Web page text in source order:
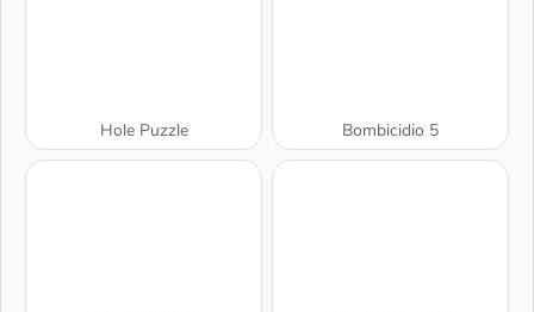
Hole Puzzle Bombicidio 5